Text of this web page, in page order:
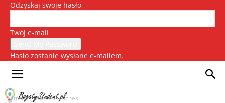
Odzyskaj swoje hasło
Twój e-mail
Hasło zostanie wysłane e-mailem.
Strona główna Biznes